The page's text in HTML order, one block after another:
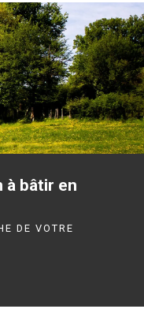
à bâtir en
DE VOTRE